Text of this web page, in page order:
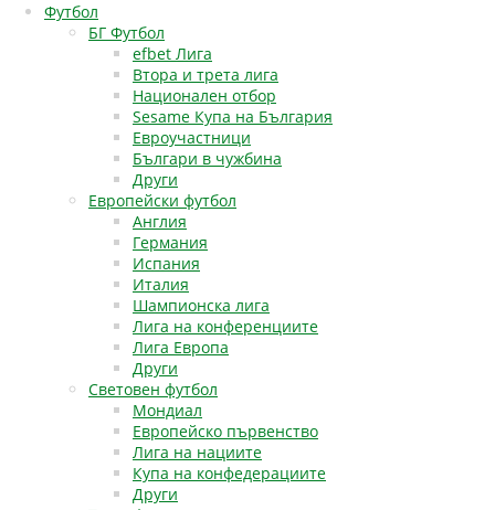
Футбол
БГ Футбол
efbet Лига
Втора и трета лига
Национален отбор
Sesame Купа на България
Евроучастници
Българи в чужбина
Други
Европейски футбол
Англия
Германия
Испания
Италия
Шампионска лига
Лига на конференциите
Лига Европа
Други
Световен футбол
Мондиал
Европейско първенство
Лига на нациите
Купа на конфедерациите
Други